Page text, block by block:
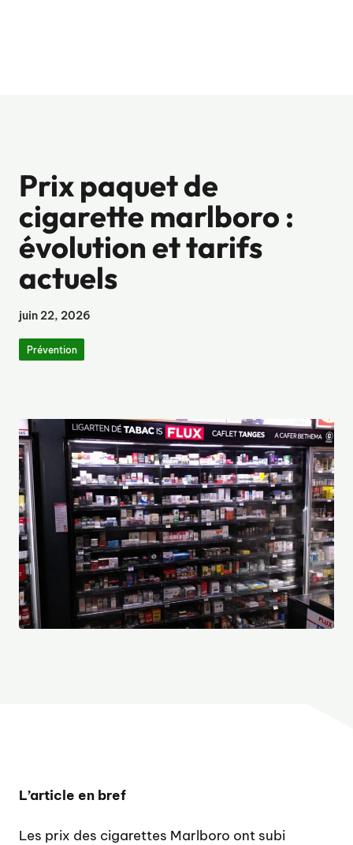
Prix paquet de
cigarette marlboro :
évolution et tarifs
actuels
juin 22, 2026
Prévention
L’article en bref
Les prix des cigarettes Marlboro ont subi